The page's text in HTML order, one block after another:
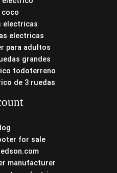
electricas
electricas
para adultos
grandes
todoterreno
de 3 ruedas
for sale
manufacturer